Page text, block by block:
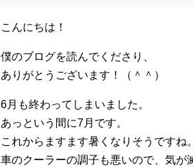
こんにちは！
僕のブログを読んでくださり、
ありがとうございます！（＾＾）
6月も終わってしまいました。
あっという間に7月です。
これからますます暑くなりそうですね。
車のクーラーの調子も悪いので、気が